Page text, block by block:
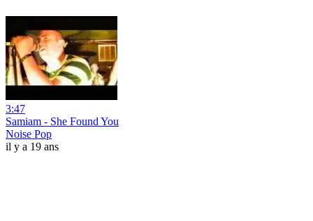
3:47
Samiam - She Found You
Noise Pop
il y a 19 ans